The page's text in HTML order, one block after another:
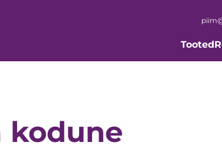
Tooted
kodune